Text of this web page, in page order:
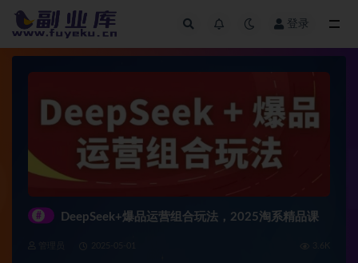
登录
# DeepSeek+爆品运营组合玩法，2025淘系精品课